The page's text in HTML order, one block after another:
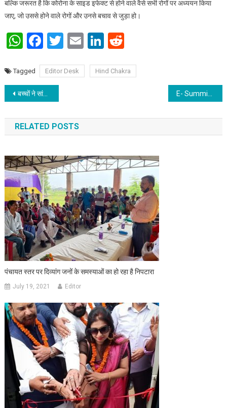
बल्कि जरूरत है कि कोरोना के साइड इफेक्ट से होने वाले वैसे सभी रोगों पर अध्ययन किया
जाए, जो उससे होने वाले रोगों और उनसे बचाव से जुड़ा हो।
WhatsApp
Facebook
Twitter
EmailLinkedIn
Tagged Editor Desk Hind Chakra
Post navigation
बच्चों ने सांस्कृतिक कार्यक्रम में संगीत, नृत्य कर मचाया धूम E- Summit 23, a flagship annual event of IIT Patna
RELATED POSTS
पंचायत स्तर पर दिव्यांग जनों के समस्याओं का हो रहा है निपटारा
July 19, 2021 Editor